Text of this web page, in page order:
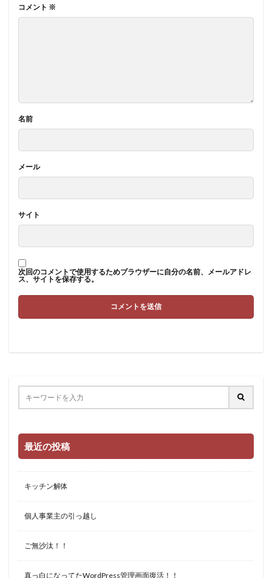
コメント ※
名前
メール
サイト
次回のコメントで使用するためブラウザーに自分の名前、メールアドレ
ス、サイトを保存する。
最近の投稿
キッチン解体
個人事業主の引っ越し
ご無沙汰！！
真っ白になってたWordPress管理画面復活！！